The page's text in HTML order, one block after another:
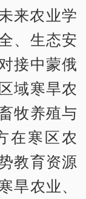
来农业学
、生态安
接中蒙俄
域寒旱农
牧养殖与
在寒区农
教育资源
旱农业、